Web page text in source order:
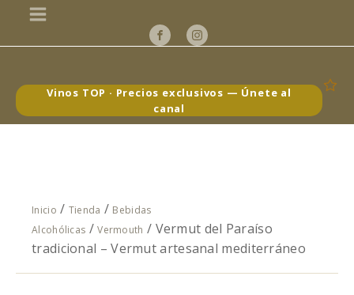
Vinos TOP · Precios exclusivos — Únete al
canal
Inicio / Tienda / Bebidas
Alcohólicas /Vermouth / Vermut del Paraíso
tradicional – Vermut artesanal mediterráneo